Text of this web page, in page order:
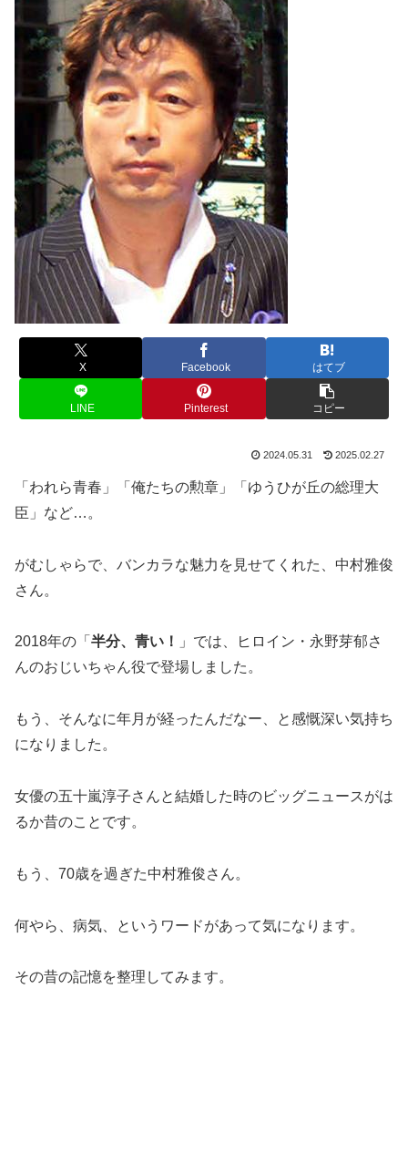
X Facebook はてブ
LINE Pinterest コピー
2024.05.31 2025.02.27
「われら青春」「俺たちの勲章」「ゆうひが丘の総理大
臣」など…。
がむしゃらで、バンカラな魅力を見せてくれた、中村雅俊
さん。
2018年の「 半分、青い！
」では、ヒロイン・永野芽郁さ
んのおじいちゃん役で登場しました。
もう、そんなに年月が経ったんだなー、と感慨深い気持ち
になりました。
女優の五十嵐淳子さんと結婚した時のビッグニュースがは
るか昔のことです。
もう、70歳を過ぎた中村雅俊さん。
何やら、病気、というワードがあって気になります。
その昔の記憶を整理してみます。